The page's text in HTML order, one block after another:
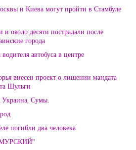
и Киева могут пройти в Стамбуле
и около десяти пострадали после
города
автобуса в центре
внесен проект о лишении мандата
Шульги
Украина, Сумы.
погибли два человека